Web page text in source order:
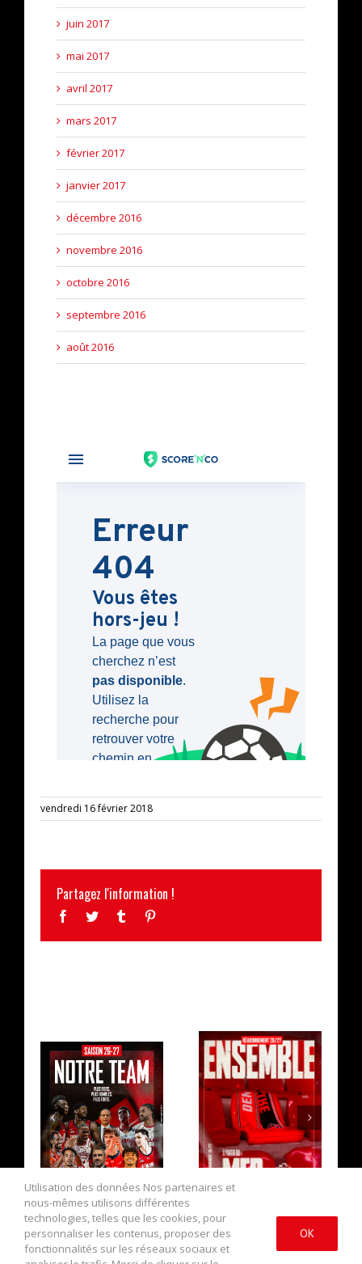
juin 2017
mai 2017
avril 2017
mars 2017
février 2017
janvier 2017
décembre 2016
novembre 2016
octobre 2016
septembre 2016
août 2016
vendredi 16 février 2018
Partagez l'information !
Facebook
Twitter Tumblr
L’EFFECTIF
2026/2027 AU
COMPLET !
LA CAMPAGNE DE
RÉABONNEMENT
EST OUVERTE !
Utilisation des données Nos partenaires et
nous-mêmes utilisons différentes
technologies, telles que les cookies, pour
personnaliser les contenus, proposer des
fonctionnalités sur les réseaux sociaux et
OK